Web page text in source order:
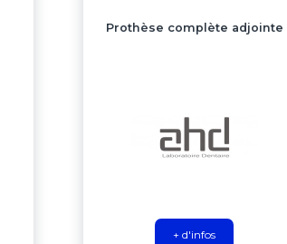
Prothèse complète adjointe
+ d'infos